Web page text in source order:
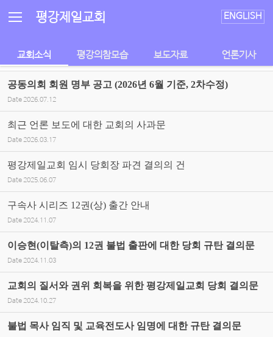
평강제일교회 ENGLISH
교회소식 평강의참모습 보도자료 언론기사
공동의회 회원 명부 공고 (2026년 6월 기준, 2차수정)
Date 2026.07.12
최근 언론 보도에 대한 교회의 사과문
Date 2026.03.17
평강제일교회 임시 당회장 파견 결의의 건
Date 2025.06.07
구속사 시리즈 12권(상) 출간 안내
Date 2024.11.07
이승현(이탈측)의 12권 불법 출판에 대한 당회 규탄 결의문
Date 2024.11.03
교회의 질서와 권위 회복을 위한 평강제일교회 당회 결의문
Date 2024.10.27
불법 목사 임직 및 교육전도사 임명에 대한 규탄 결의문